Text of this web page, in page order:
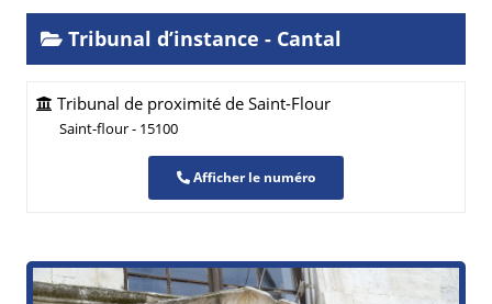
Tribunal d’instance - Cantal
Tribunal de proximité de Saint-Flour
Saint-flour - 15100
Afficher le numéro